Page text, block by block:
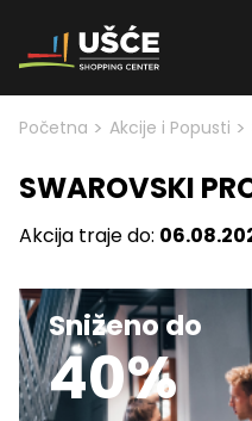
Skip to content
Početna > Akcije i Popusti >
SWAROVSKI
Akcija traje do:
Sniženo do
40%